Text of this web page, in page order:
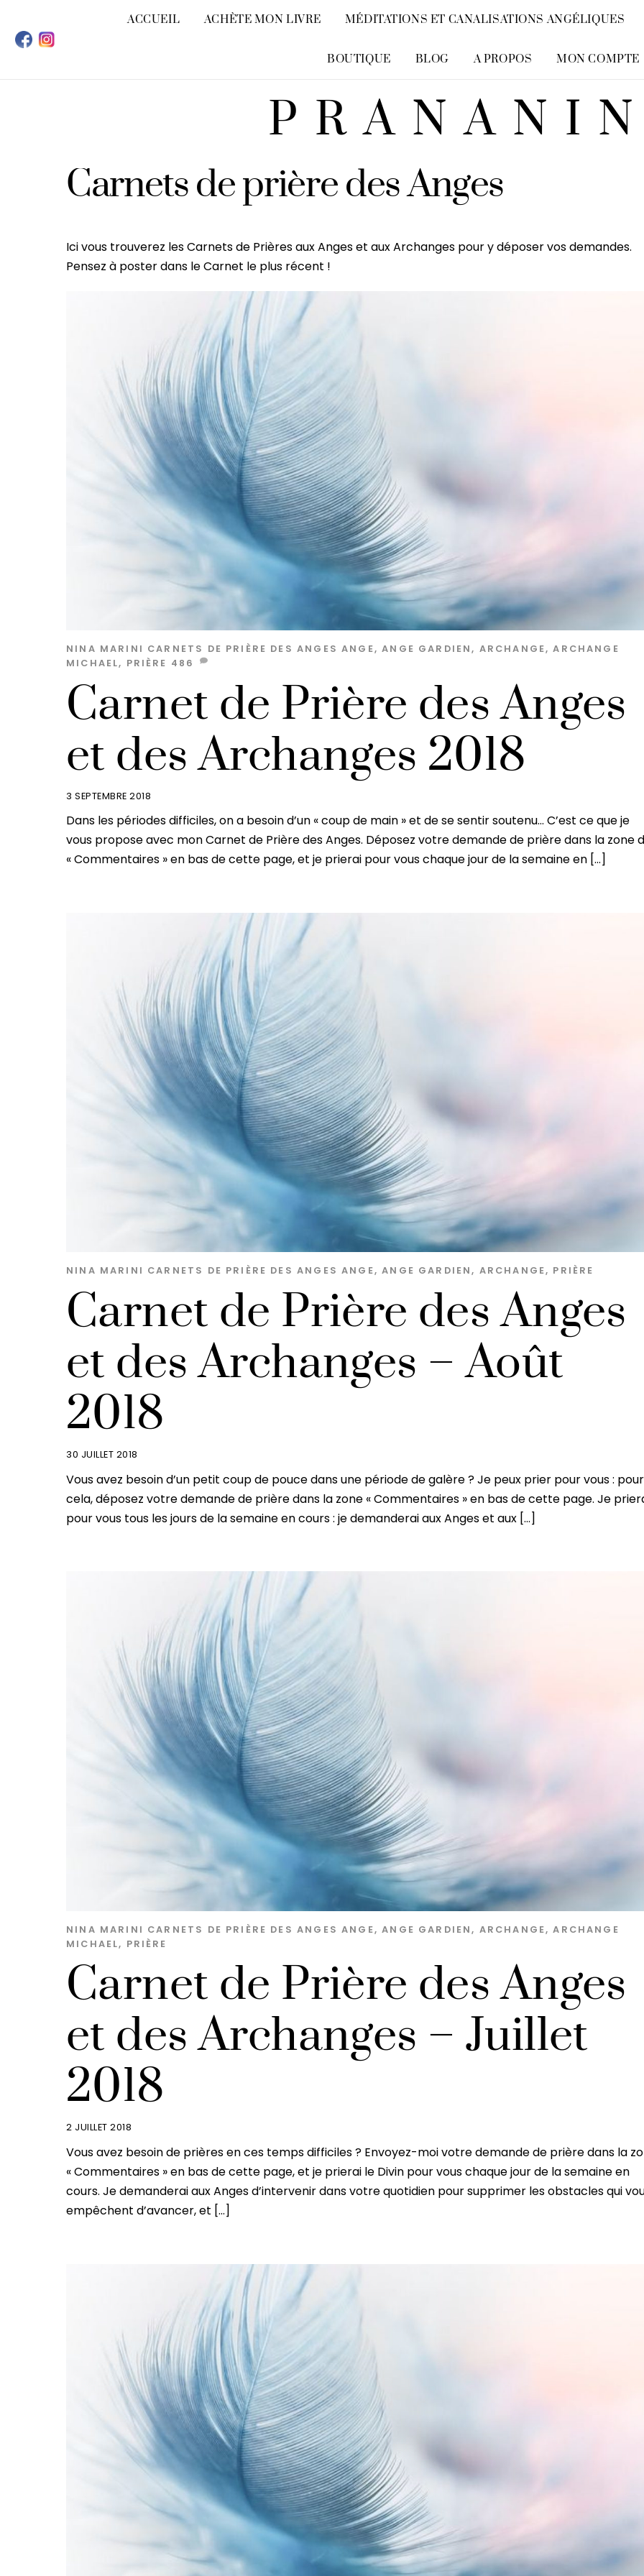
content
ACCUEIL ACHÈTE MON LIVRE MÉDITATIONS ET CANALISATIONS ANGÉLIQUES
BOUTIQUE BLOG A PROPOS MON COMPTE
Carnets de prière des Anges
Ici vous trouverez les Carnets de Prières aux Anges et aux Archanges pour y déposer vos demandes.
Pensez à poster dans le Carnet le plus récent !
3 SEPTEMBRE 2018
Carnet de Prière des Anges
et des Archanges 2018
NINA MARINI CARNETS DE PRIÈRE DES ANGES ANGE,ANGE GARDIEN, ARCHANGE,ARCHANGE
MICHAEL, PRIÈRE 486
Dans les périodes difficiles, on a besoin d’un « coup de main » et de se sentir soutenu… C’est ce que je
vous propose avec mon Carnet de Prière des Anges. Déposez votre demande de prière dans la zone
« Commentaires » en bas de cette page, et je prierai pour vous chaque jour de la semaine en […]
30 JUILLET 2018
Carnet de Prière des Anges
et des Archanges – Août
2018
NINA MARINI CARNETS DE PRIÈRE DES ANGES ANGE,ANGE GARDIEN, ARCHANGE, PRIÈRE
Vous avez besoin d’un petit coup de pouce dans une période de galère ? Je peux prier pour vous : pour
cela, déposez votre demande de prière dans la zone « Commentaires » en bas de cette page. Je
pour vous tous les jours de la semaine en cours : je demanderai aux Anges et aux […]
2 JUILLET 2018
Carnet de Prière des Anges
et des Archanges – Juillet
2018
NINA MARINI CARNETS DE PRIÈRE DES ANGES ANGE,ANGE GARDIEN, ARCHANGE,ARCHANGE
MICHAEL, PRIÈRE
Vous avez besoin de prières en ces temps difficiles ? Envoyez-moi votre demande de prière dans la
« Commentaires » en bas de cette page, et je prierai le Divin pour vous chaque jour de la semaine en
cours. Je demanderai aux Anges d’intervenir dans votre quotidien pour supprimer les obstacles qui
empêchent d’avancer, et […]